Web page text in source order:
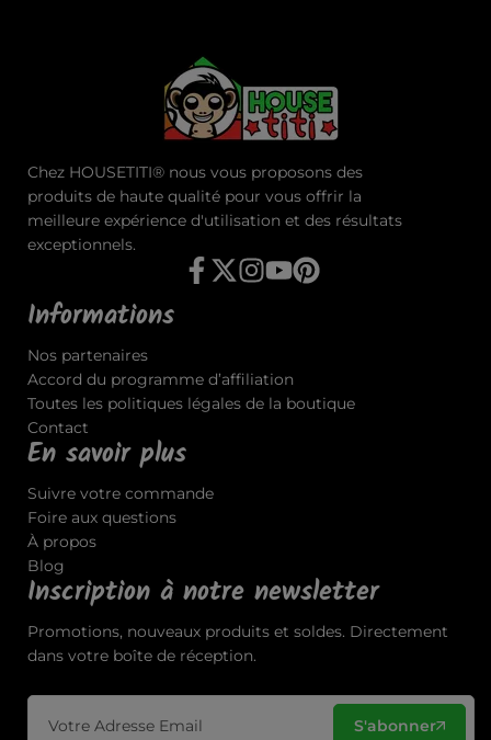
Chez HOUSETITI® nous vous proposons des
produits de haute qualité pour vous offrir la
meilleure expérience d'utilisation et des résultats
exceptionnels.
Informations
Nos partenaires
Accord du programme d’affiliation
Toutes les politiques légales de la boutique
Contact
En savoir plus
Suivre votre commande
Foire aux questions
À propos
Blog
Inscription à notre newsletter
Promotions, nouveaux produits et soldes. Directement
dans votre boîte de réception.
S'abonner